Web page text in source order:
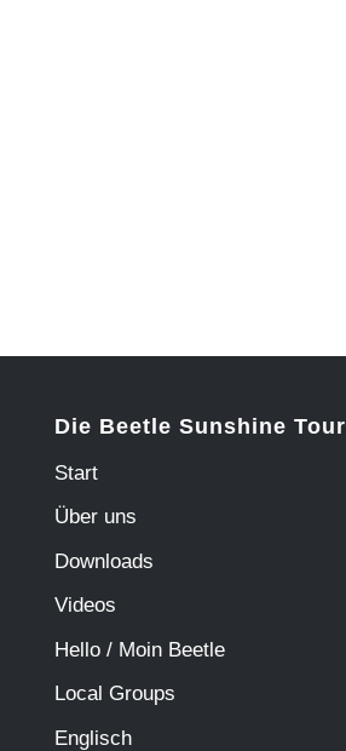
Die Beetle Sunshine Tour
Start
Über uns
Downloads
Videos
Hello / Moin Beetle
Local Groups
Englisch